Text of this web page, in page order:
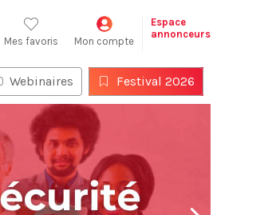
Mes favoris Mon compte
Espace
annonceurs
Webinaires Festival 2026